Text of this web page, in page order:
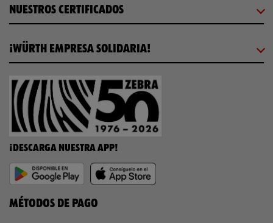
NUESTROS CERTIFICADOS
¡WÜRTH EMPRESA SOLIDARIA!
¡DESCARGA NUESTRA APP!
MÉTODOS DE PAGO